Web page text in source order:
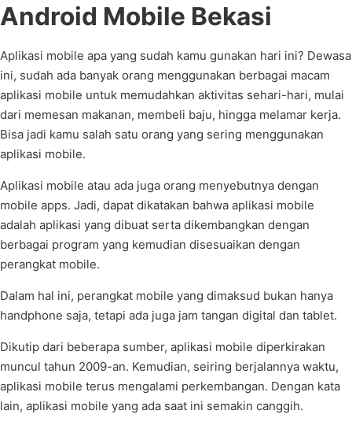
Android Mobile Bekasi
Aplikasi mobile apa yang sudah kamu gunakan hari ini? Dewasa
ini, sudah ada banyak orang menggunakan berbagai macam
aplikasi mobile untuk memudahkan aktivitas sehari-hari, mulai
dari memesan makanan, membeli baju, hingga melamar kerja.
Bisa jadi kamu salah satu orang yang sering menggunakan
aplikasi mobile.
Aplikasi mobile atau ada juga orang menyebutnya dengan
mobile apps. Jadi, dapat dikatakan bahwa aplikasi mobile
adalah aplikasi yang dibuat serta dikembangkan dengan
berbagai program yang kemudian disesuaikan dengan
perangkat mobile.
Dalam hal ini, perangkat mobile yang dimaksud bukan hanya
handphone saja, tetapi ada juga jam tangan digital dan tablet.
Dikutip dari beberapa sumber, aplikasi mobile diperkirakan
muncul tahun 2009-an. Kemudian, seiring berjalannya waktu,
aplikasi mobile terus mengalami perkembangan. Dengan kata
lain, aplikasi mobile yang ada saat ini semakin canggih.